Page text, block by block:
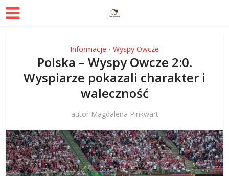
Informacje • Wyspy Owcze
Polska – Wyspy Owcze 2:0.
Wyspiarze pokazali charakter i
waleczność
autor Magdalena Pinkwart